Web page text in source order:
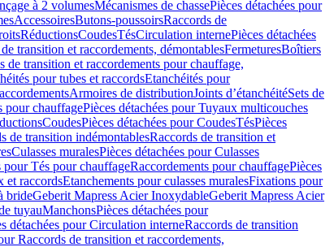
à 2 volumesMécanismes de chassePièces détachées pour
AccessoiresButons-poussoirsRaccords de
RéductionsCoudesTésCirculation internePièces détachées
transition et raccordements, démontablesFermeturesBoîtiers
de transition et raccordements pour chauffage,
pour tubes et raccordsEtanchéités pour
Armoires de distributionJoints d’étanchéitéSets de
pour chauffagePièces détachées pour Tuyaux multicouches
CoudesPièces détachées pour CoudesTésPièces
de transition indémontablesRaccords de transition et
Culasses muralesPièces détachées pour Culasses
pour Tés pour chauffageRaccordements pour chauffagePièces
et raccordsEtanchements pour culasses muralesFixations pour
brideGeberit Mapress Acier InoxydableGeberit Mapress Acier
tuyauManchonsPièces détachées pour
détachées pour Circulation interneRaccords de transition
Raccords de transition et raccordements,